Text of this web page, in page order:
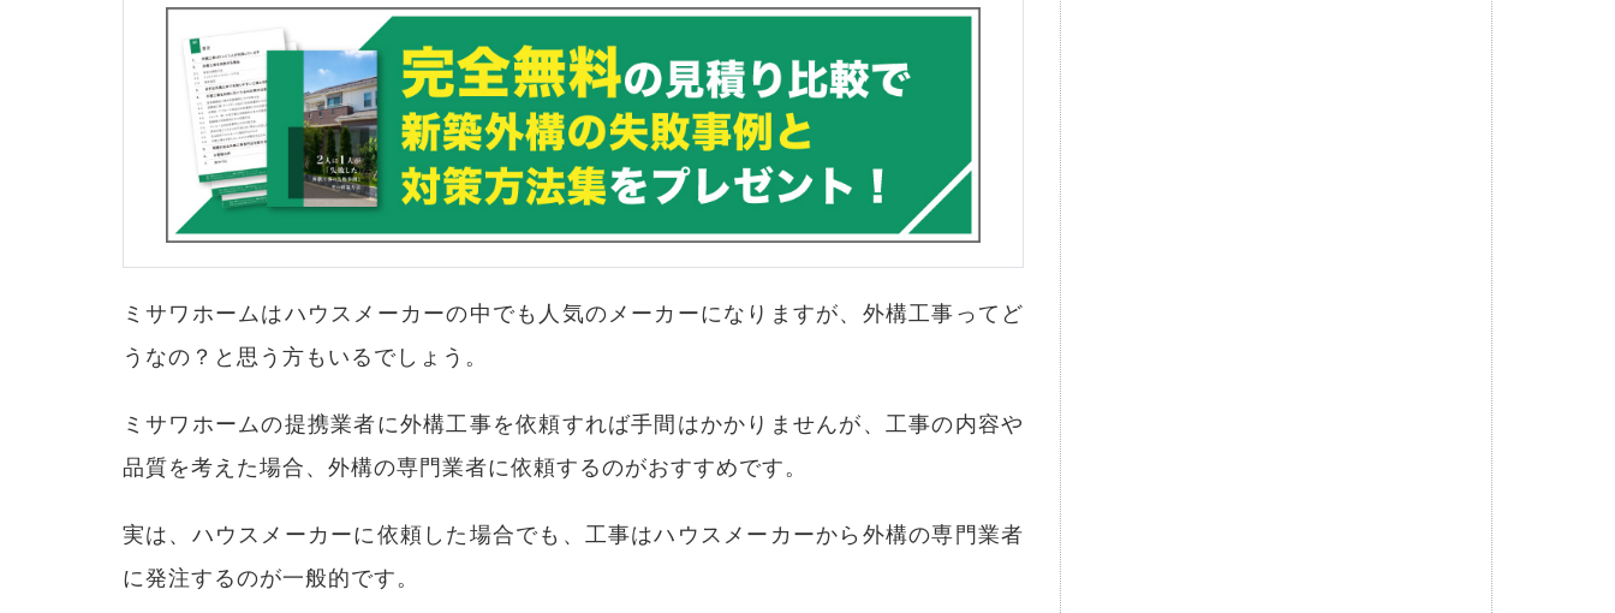
ミサワホームはハウスメーカーの中でも人気のメーカーになりますが、外構工事ってど
うなの？と思う方もいるでしょう。
ミサワホームの提携業者に外構工事を依頼すれば手間はかかりませんが、工事の内容や
品質を考えた場合、外構の専門業者に依頼するのがおすすめです。
実は、ハウスメーカーに依頼した場合でも、工事はハウスメーカーから外構の専門業者
に発注するのが一般的です。